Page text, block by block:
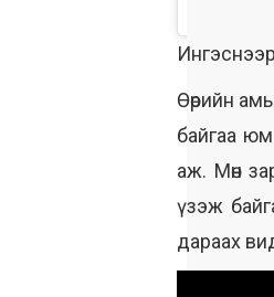
Өөрийн
байгаа юм
аж. Мөн
үзэж
дараах